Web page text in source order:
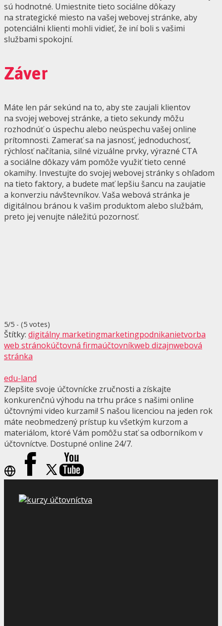
sú hodnotné. Umiestnite tieto sociálne dôkazy
na strategické miesto na vašej webovej stránke, aby
potenciálni klienti mohli vidieť, že iní boli s vašimi
službami spokojní.
Záver
Máte len pár sekúnd na to, aby ste zaujali klientov
na svojej webovej stránke, a tieto sekundy môžu
rozhodnúť o úspechu alebo neúspechu vašej online
prítomnosti. Zamerať sa na jasnosť, jednoduchosť,
rýchlosť načítania, silné vizuálne prvky, výrazné CTA
a sociálne dôkazy vám pomôže využiť tieto cenné
okamihy. Investujte do svojej webovej stránky s ohľadom
na tieto faktory, a budete mať lepšiu šancu na zaujatie
a konverziu návštevníkov. Vaša webová stránka je
digitálnou bránou k vašim produktom alebo službám,
preto jej venujte náležitú pozornosť.
5/5 - (5 votes)
Štítky: digitálny marketingmarketingpodnikanietvorba
web stránokúčtovná firmaúčtovníkweb dizajnwebová
stránka
edu-land
Zlepšite svoje účtovnícke zručnosti a získajte
konkurenčnú výhodu na trhu práce s našimi online
účtovnými video kurzami! S našou licenciou na jeden rok
máte neobmedzený prístup ku všetkým kurzom a
materiálom, ktoré Vám pomôžu stať sa odborníkom v
účtovníctve. Dostupné online 24/7.